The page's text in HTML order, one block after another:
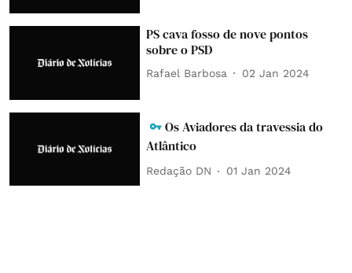
PS cava fosso de nove pontos
sobre o PSD
Rafael Barbosa 02 Jan 2024
Os Aviadores da travessia do
Atlântico
Redação DN 01 Jan 2024